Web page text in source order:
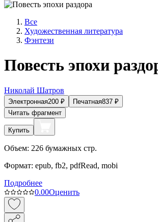
Все
Художественная литература
Фэнтези
Повесть эпохи
Николай Шатров
Электронная200 ₽ Печатная837 ₽
Читать фрагмент
Купить
Объем: 226 бумажных стр.
Формат: epub, fb2, pdfRead, mobi
Подробнее
0.00Оценить